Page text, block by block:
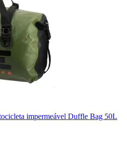
impermeável Duffle Bag 50L